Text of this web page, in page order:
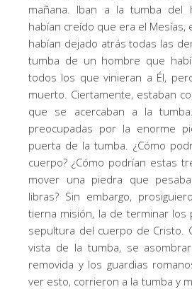
mañana. Iban a la tumba del
habían creído que era el
habían dejado atrás todas las
tumba de un hombre que
todos los que vinieran a Él,
muerto. Ciertamente, estaban
que se acercaban a la
preocupadas por la enorme
puerta de la tumba. ¿Cómo
cuerpo? ¿Cómo podrían estas
mover una piedra que
libras? Sin embargo,
tierna misión, la de terminar los
sepultura del cuerpo de Cristo.
vista de la tumba, se
removida y los guardias
ver esto, corrieron a la tumba y